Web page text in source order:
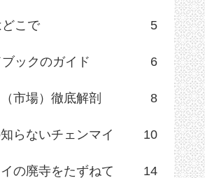
こで 5
ックのガイド 6
市場）徹底解剖 8
らないチェンマイ 10
の廃寺をたずねて 14